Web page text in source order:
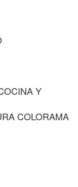
Y
COLORAMA